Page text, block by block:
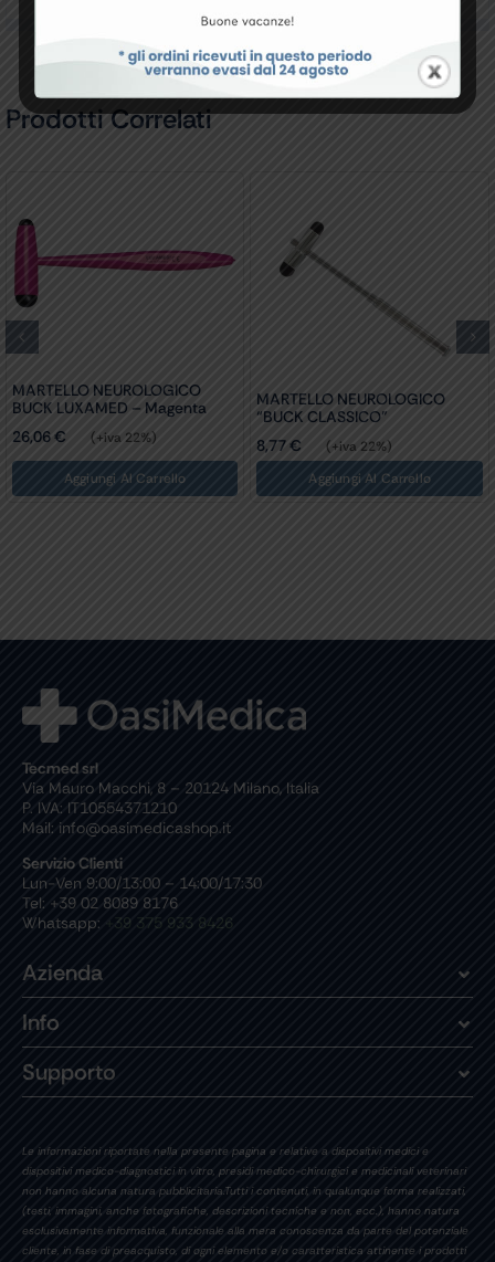
Prodotti Correlati
MARTELLO NEUROLOGICO
BUCK LUXAMED – Magenta
26,06€ (+iva 22%)
Aggiungi Al Carrello
MARTELLO NEUROLOGICO
“BUCK CLASSICO”
8,77€
(+iva 22%)
Aggiungi Al Carrello
Tecmed srl
Via Mauro Macchi, 8 – 20124 Milano, Italia
P. IVA: IT10554371210
Mail: info@oasimedicashop.it
Servizio Clienti
Lun-Ven 9:00/13:00 – 14:00/17:30
Tel: +39 02 8089 8176
Whatsapp: +39 375 933 8426
Azienda
Info
Supporto
Le informazioni riportate nella presente pagina e relative a dispositivi medici e
dispositivi medico-diagnostici in vitro, presidi medico-chirurgici e medicinali veterinari
non hanno alcuna natura pubblicitaria.Tutti i contenuti, in qualunque forma realizzati,
(testi, immagini, anche fotografiche, descrizioni tecniche e non, ecc.), hanno natura
esclusivamente informativa, funzionale alla mera conoscenza da parte del potenziale
cliente, in fase di preacquisto, di ogni elemento e/o caratteristica attinente i prodotti